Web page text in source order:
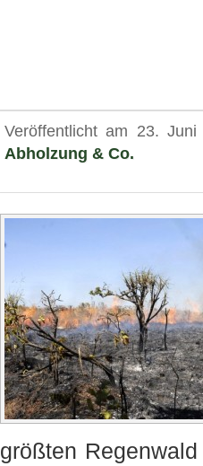
Veröffentlicht am 23. Juni
Abholzung & Co.
größten